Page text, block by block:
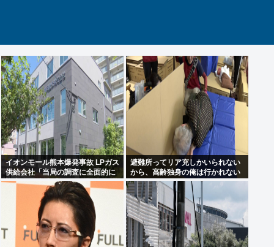
イオンモール熊本爆発事故 LPガス
供給会社「当局の調査に全面的に
協力」 経産省「LPガス爆発の可能
性が高いとする見解で一致」と発
避難所ってリア充しかいられない
から、高齢独身の俺は行かれない
わ